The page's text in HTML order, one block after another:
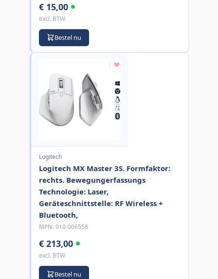
€ 15,00
excl. BTW
Bestel nu
Logitech
Logitech MX Master 3S. Formfaktor:
rechts. Bewegungerfassungs
Technologie: Laser,
Geräteschnittstelle: RF Wireless +
Bluetooth,
MPN: 910-006558
€ 213,00
excl. BTW
Bestel nu